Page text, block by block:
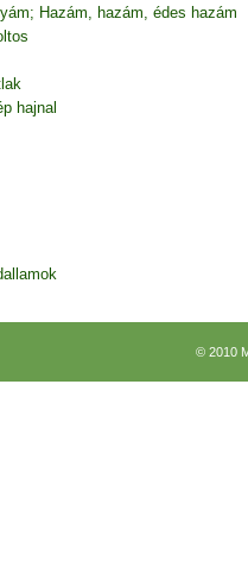
Hazám, hazám, édes hazám
hajnal
© 2010